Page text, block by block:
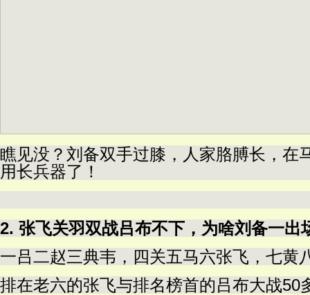
瞧见没？刘备双手过膝，人家胳膊长，在
用长兵器了！
2. 张飞关羽双战吕布不下，为啥刘备一出
一吕二赵三典韦，四关五马六张飞，七黄
排在老六的张飞与排名榜首的吕布大战50